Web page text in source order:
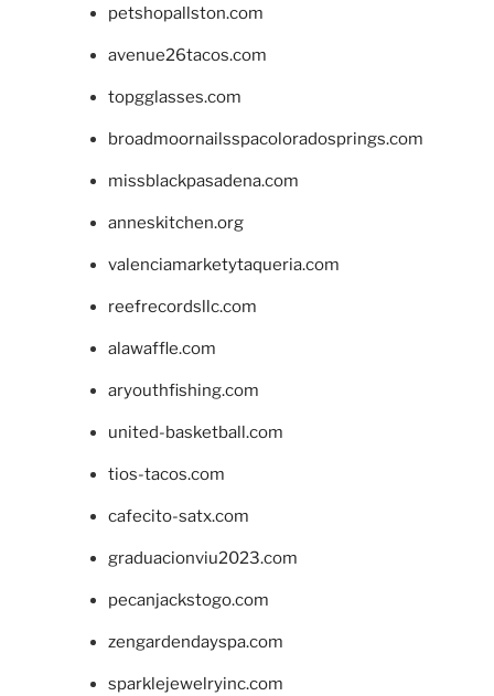
petshopallston.com
avenue26tacos.com
topgglasses.com
broadmoornailsspacoloradosprings.com
missblackpasadena.com
anneskitchen.org
valenciamarketytaqueria.com
reefrecordsllc.com
alawaffle.com
aryouthfishing.com
united-basketball.com
tios-tacos.com
cafecito-satx.com
graduacionviu2023.com
pecanjackstogo.com
zengardendayspa.com
sparklejewelryinc.com